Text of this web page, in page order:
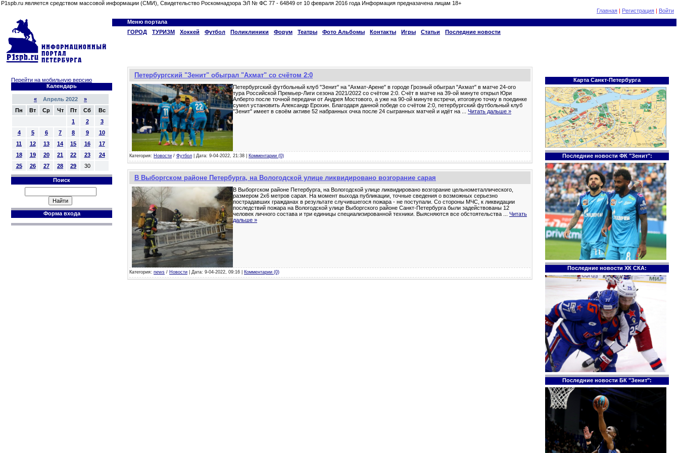
P1spb.ru является средством массовой информации (СМИ), Свидетельство Роскомнадзора ЭЛ № ФС 77 - 64849 от 10 февраля 2016 года Информация предназачена лицам 18+
Главная | Регистрация | Войти
Меню портала
ГОРОД
ТУРИЗМ Хоккей Футбол Поликлиники Форум Театры Фото Альбомы Контакты Игры Статьи Последние новости
Перейти на мобильную версию
Календарь
« Апрель 2022 »
Пн
Вт Ср Чт Пт Сб
Вс
1
2
3
4
5 6 7 8 9
10
11
12 13 14 15 16
17
18
19 20 21 22 23
24
25
26 27 28 29 30
Поиск
Форма входа
Петербургский "Зенит" обыграл "Ахмат" со счётом 2:0
Петербургский футбольный клуб "Зенит" на "Ахмат-Арене" в городе Грозный обыграл "Ахмат" в матче 24-ого
тура Российской Премьер-Лиги сезона 2021/2022 со счётом 2:0. Счёт в матче на 39-ой минуте открыл Юри
Алберто после точной передачи от Андрея Мостового, а уже на 90-ой минуте встречи, итоговую точку в поединке
сумел установить Александр Ерохин. Благодаря данной победе со счётом 2:0, петербургский футбольный клуб
"Зенит" имеет в своём активе 52 набранных очка после 24 сыгранных матчей и идёт на
Читать дальше »
Категория: Новости / Футбол | Дата: 9-04-2022, 21:38 | Комментарии (0)
В Выборгском районе Петербурга, на Вологодской улице ликвидировано возгорание сарая
В Выборгском районе Петербурга, на Вологодской улице ликвидировано возгорание цельнометаллического,
размером 2х6 метров сарая. На момент выхода публикации, точные сведения о возможных серьезно
пострадавших гражданах в результате случившегося пожара - не поступали. Со стороны МЧС, к ликвидации
последствий пожара на Вологодской улице Выборгского районе Санкт-Петербурга были задействованы 12
человек личного состава и три единицы специализированной техники. Выясняются все обстоятельства
Читать
дальше »
Категория: news / Новости | Дата: 9-04-2022, 09:16 | Комментарии (0)
Карта Санкт-Петербурга
Последние новости ФК "Зенит":
Последние новости ХК СКА:
Последние новости БК "Зенит":